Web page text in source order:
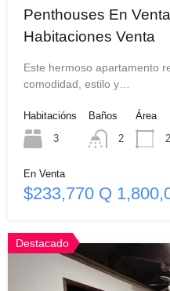
Penthouses En
Habitaciones Venta
Este hermoso apartamento
comodidad, estilo y…
Habitacións
3
Baños
2
Área
En Venta
$233,770 Q
Destacado